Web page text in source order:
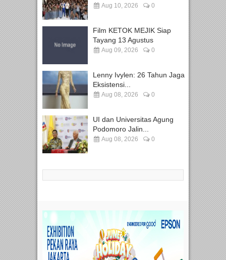
Aug 10, 2026 0
Film KETOK MEJIK Siap
Tayang 13 Agustus
Aug 09, 2026 0
Lenny Ivylen: 26 Tahun Jaga
Eksistensi...
Aug 08, 2026 0
UI dan Universitas Agung
Podomoro Jalin...
Aug 08, 2026 0